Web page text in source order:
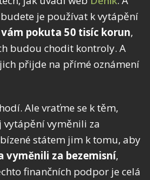
je používat k vytápění
pokuta 50 tisíc korun,
budou chodit kontroly. A
přijde na přímé oznámení
Ale vraťme se k těm,
vyměnili za
státem jim k tomu, aby
vyměnili za bezemisní,
finančních podpor je celá